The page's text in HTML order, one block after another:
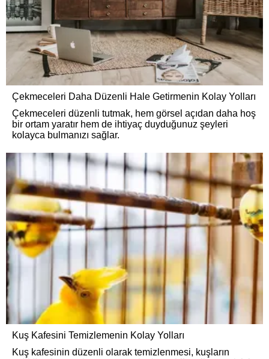
Çekmeceleri Daha Düzenli Hale Getirmenin Kolay Yolları
Çekmeceleri düzenli tutmak, hem görsel açıdan daha hoş
bir ortam yaratır hem de ihtiyaç duyduğunuz şeyleri
kolayca bulmanızı sağlar.
Kuş Kafesini Temizlemenin Kolay Yolları
Kuş kafesinin düzenli olarak temizlenmesi, kuşların